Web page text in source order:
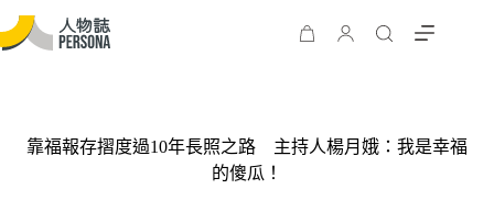
靠福報存摺度過10年長照之路 主持人楊月娥：我是幸福
的傻瓜！